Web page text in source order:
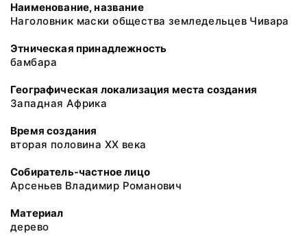
Наименование, название
Наголовник маски общества земледельцев Чивара
Этническая принадлежность
бамбара
Географическая локализация места создания
Западная Африка
Время создания
вторая половина ХХ века
Собиратель-частное лицо
Арсеньев Владимир Романович
Материал
дерево